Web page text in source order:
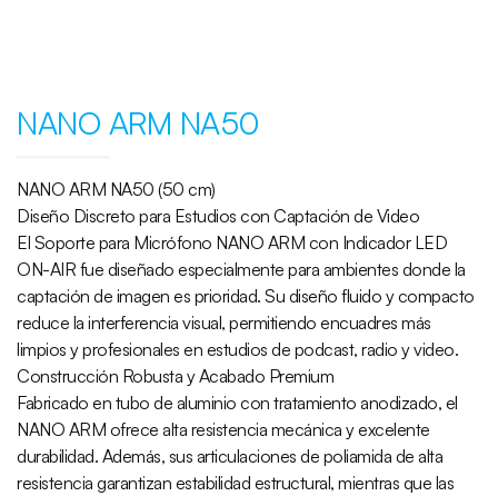
NANO ARM NA50
NANO ARM NA50 (50 cm)
Diseño Discreto para Estudios con Captación de Video
El Soporte para Micrófono NANO ARM con Indicador LED
ON-AIR fue diseñado especialmente para ambientes donde la
captación de imagen es prioridad. Su diseño fluido y compacto
reduce la interferencia visual, permitiendo encuadres más
limpios y profesionales en estudios de podcast, radio y video.
Construcción Robusta y Acabado Premium
Fabricado en tubo de aluminio con tratamiento anodizado, el
NANO ARM ofrece alta resistencia mecánica y excelente
durabilidad. Además, sus articulaciones de poliamida de alta
resistencia garantizan estabilidad estructural, mientras que las